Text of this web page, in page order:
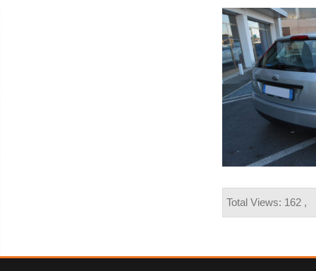
Total Views: 162 ,